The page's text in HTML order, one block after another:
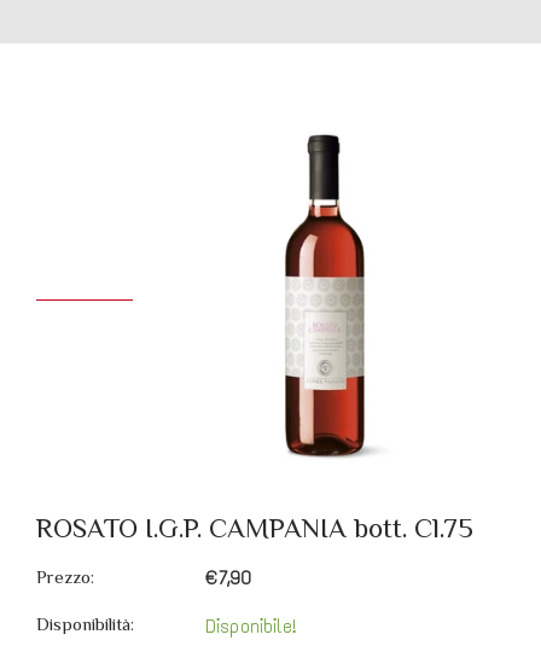
ROSATO I.G.P. CAMPANIA bott. Cl.75
Prezzo: €7,90
Disponibilità: Disponibile!